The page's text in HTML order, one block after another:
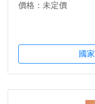
價格：未定價
國